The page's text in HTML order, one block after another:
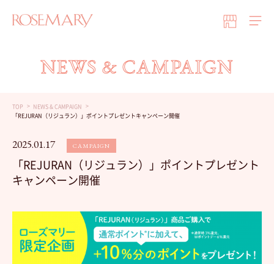
NEWS & CAMPAIGN
TOP
NEWS & CAMPAIGN
「REJURAN（リジュラン）」ポイントプレゼントキャンペーン開催
2025.01.17 CAMPAIGN
「REJURAN（リジュラン）」ポイントプレゼント
キャンペーン開催